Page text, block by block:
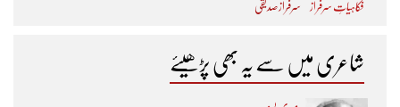
فکاہیاتِ سرفراز سرفراز صدیقی
شاعری میں سے یہ بھی پڑھیئے